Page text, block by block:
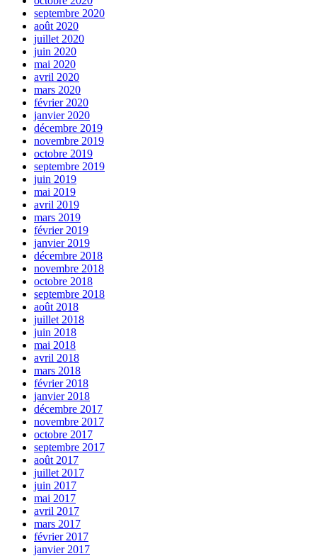
septembre 2020
août 2020
juillet 2020
juin 2020
mai 2020
avril 2020
mars 2020
février 2020
janvier 2020
décembre 2019
novembre 2019
octobre 2019
septembre 2019
juin 2019
mai 2019
avril 2019
mars 2019
février 2019
janvier 2019
décembre 2018
novembre 2018
octobre 2018
septembre 2018
août 2018
juillet 2018
juin 2018
mai 2018
avril 2018
mars 2018
février 2018
janvier 2018
décembre 2017
novembre 2017
octobre 2017
septembre 2017
août 2017
juillet 2017
juin 2017
mai 2017
avril 2017
mars 2017
février 2017
janvier 2017